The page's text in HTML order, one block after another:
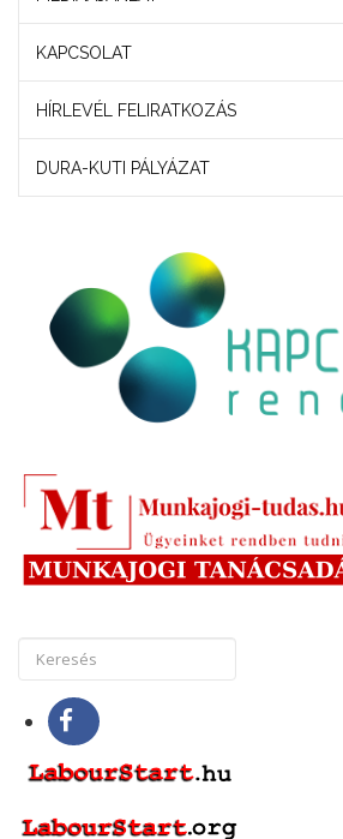
KAPCSOLAT
HÍRLEVÉL FELIRATKOZÁS
DURA-KUTI PÁLYÁZAT